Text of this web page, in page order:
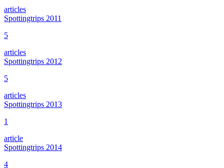
articles
Spottingtrips 2011
5
articles
Spottingtrips 2012
5
articles
Spottingtrips 2013
1
article
Spottingtrips 2014
4